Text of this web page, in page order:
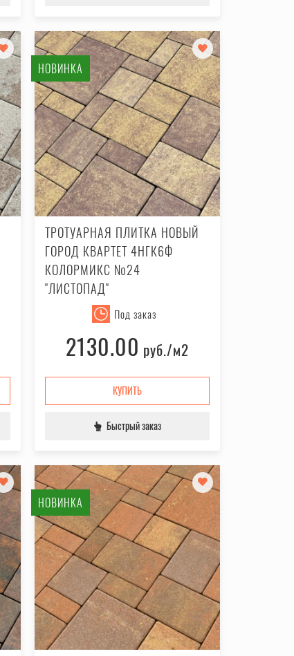
НОВИНКА
ТРОТУАРНАЯ ПЛИТКА НОВЫЙ
ГОРОД КВАРТЕТ 4НГК6Ф
КОЛОРМИКС №24
"ЛИСТОПАД"
Под заказ
2130.00 руб./м2
КУПИТЬ
Быстрый заказ
НОВИНКА